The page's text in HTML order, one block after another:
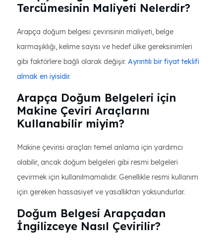
Tercümesinin Maliyeti Nelerdir?
Arapça doğum belgesi çevirisinin maliyeti, belge
karmaşıklığı, kelime sayısı ve hedef ülke gereksinimleri
gibi faktörlere bağlı olarak değişir. Ayrıntılı bir fiyat teklifi
almak en iyisidir.
Arapça Doğum Belgeleri için
Makine Çeviri Araçlarını
Kullanabilir miyim?
Makine çevirisi araçları temel anlama için yardımcı
olabilir, ancak doğum belgeleri gibi resmi belgeleri
çevirmek için kullanılmamalıdır. Genellikle resmi kullanım
için gereken hassasiyet ve yasallıktan yoksundurlar.
Doğum Belgesi Arapçadan
İngilizceye Nasıl Çevirilir?